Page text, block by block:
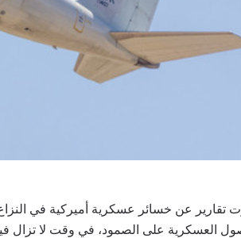
تقارير عن خسائر عسكرية أميركية في
العسكرية على الصمود، في وقت لا